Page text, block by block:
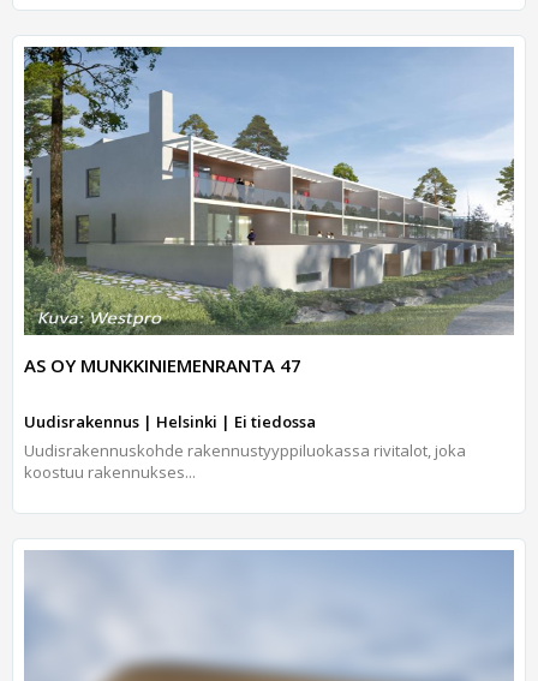
AS OY MUNKKINIEMENRANTA 47
Uudisrakennus | Helsinki | Ei tiedossa
Uudisrakennuskohde rakennustyyppiluokassa rivitalot, joka
koostuu rakennukses...